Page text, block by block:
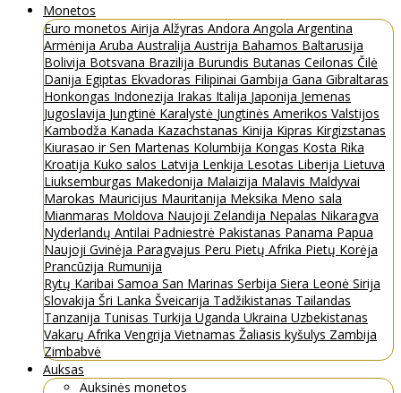
Monetos
Euro monetos Airija Alžyras Andora Angola Argentina
Armėnija Aruba Australija Austrija Bahamos Baltarusija
Bolivija Botsvana Brazilija Burundis Butanas Ceilonas Čilė
Danija Egiptas Ekvadoras Filipinai Gambija Gana Gibraltaras
Honkongas Indonezija Irakas Italija Japonija Jemenas
Jugoslavija Jungtinė Karalystė Jungtinės Amerikos Valstijos
Kambodža Kanada Kazachstanas Kinija Kipras Kirgizstanas
Kiurasao ir Sen Martenas Kolumbija Kongas Kosta Rika
Kroatija Kuko salos Latvija Lenkija Lesotas Liberija Lietuva
Liuksemburgas Makedonija Malaizija Malavis Maldyvai
Marokas Mauricijus Mauritanija Meksika Meno sala
Mianmaras Moldova Naujoji Zelandija Nepalas Nikaragva
Nyderlandų Antilai Padniestrė Pakistanas Panama Papua
Naujoji Gvinėja Paragvajus Peru Pietų Afrika Pietų Korėja
Prancūzija Rumunija
Rytų Karibai Samoa San Marinas Serbija Siera Leonė Sirija
Slovakija Šri Lanka Šveicarija Tadžikistanas Tailandas
Tanzanija Tunisas Turkija Uganda Ukraina Uzbekistanas
Vakarų Afrika Vengrija Vietnamas Žaliasis kyšulys Zambija
Zimbabvė
Auksas
Auksinės monetos